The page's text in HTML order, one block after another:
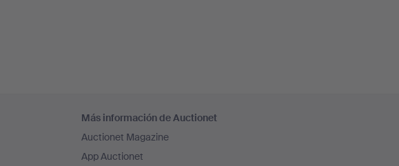
Más información de Auctionet
Auctionet Magazine
App Auctionet